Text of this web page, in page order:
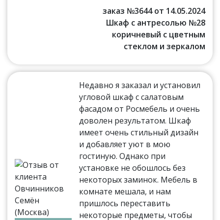
заказ №3644 от 14.05.2024
Шкаф с антресолью №28
коричневый с цветным
стеклом и зеркалом
Недавно я заказал и установил
угловой шкаф с салатовым
фасадом от Росмебель и очень
доволен результатом. Шкаф
имеет очень стильный дизайн
и добавляет уют в мою
гостиную. Однако при
установке не обошлось без
некоторых заминок. Мебель в
комнате мешала, и нам
пришлось переставить
некоторые предметы, чтобы